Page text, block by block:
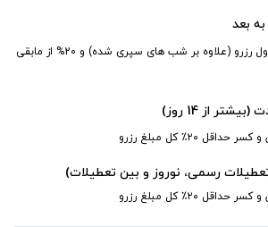
بعد
کسر مبلغ دو شب اول رزرو (علاوه بر شب های سپری شده) و 20% از مابقی
از 14 روز)
۲۰٪ کل مبلغ رزرو
رسمی، نوروز و بین تعطیلات)
۲۰٪ کل مبلغ رزرو